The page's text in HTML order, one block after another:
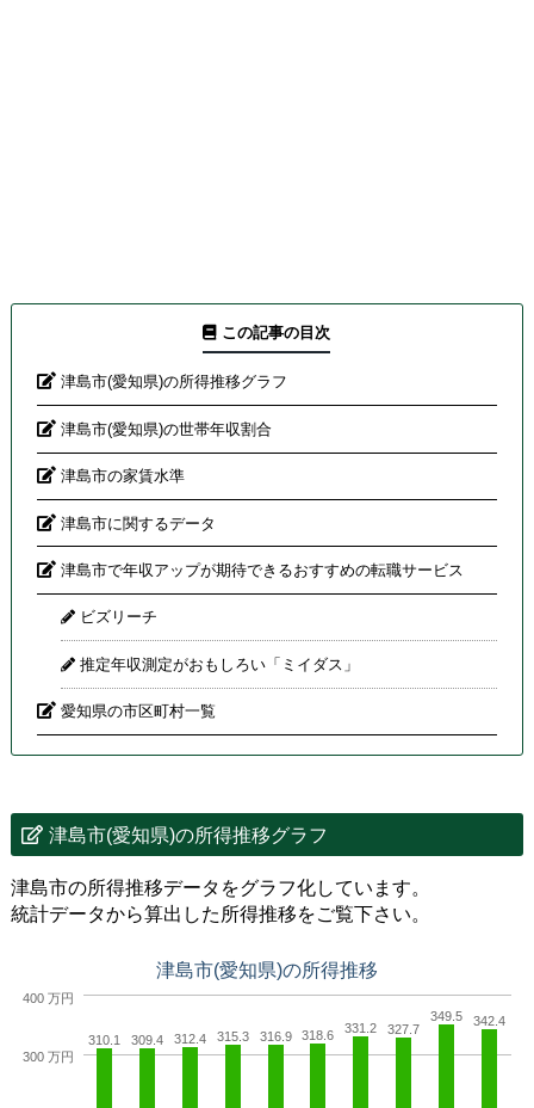
この記事の目次
津島市(愛知県)の所得推移グラフ
津島市(愛知県)の世帯年収割合
津島市の家賃水準
津島市に関するデータ
津島市で年収アップが期待できるおすすめの転職サービス
ビズリーチ
推定年収測定がおもしろい「ミイダス」
愛知県の市区町村一覧
津島市(愛知県)の所得推移グラフ
津島市の所得推移データをグラフ化しています。
統計データから算出した所得推移をご覧下さい。
津島市(愛知県)の所得推移
310.1 309.4 312.4 315.3 316.9 318.6 331.2 327.7
349.5 342.4
300 万円
400 万円